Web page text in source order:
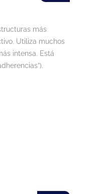
más
Utiliza muchos
intensa. Está